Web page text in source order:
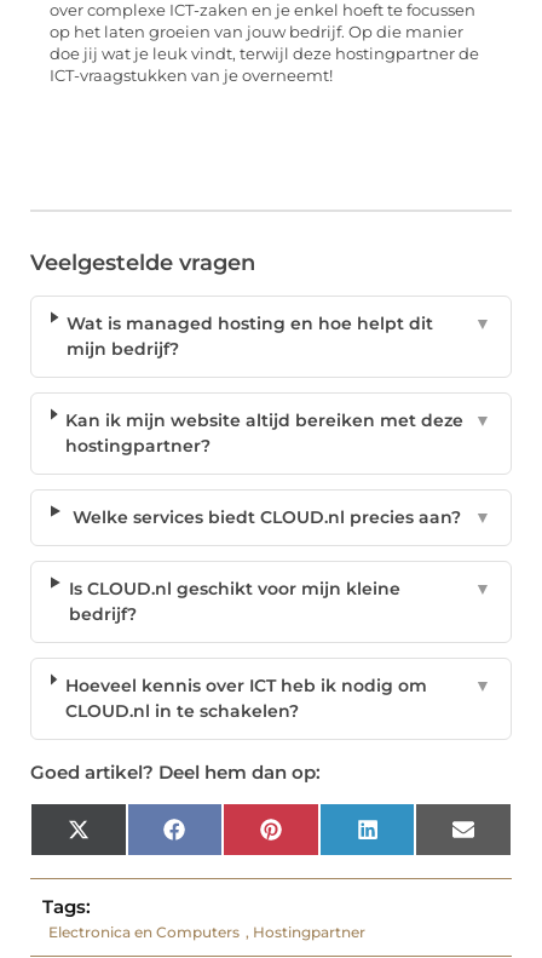
over complexe ICT-zaken en je enkel hoeft te focussen
op het laten groeien van jouw bedrijf. Op die manier
doe jij wat je leuk vindt, terwijl deze hostingpartner de
ICT-vraagstukken van je overneemt!
Veelgestelde vragen
Wat is managed hosting en hoe helpt dit
mijn bedrijf?
▼
Kan ik mijn website altijd bereiken met deze
hostingpartner?
▼
Welke services biedt CLOUD.nl precies aan? ▼
Is CLOUD.nl geschikt voor mijn kleine
bedrijf?
▼
Hoeveel kennis over ICT heb ik nodig om
CLOUD.nl in te schakelen?
▼
Goed artikel? Deel hem dan op:
X
(Twitter)
Facebook Pinterest LinkedIn Email
Tags:
Electronica en Computers , Hostingpartner